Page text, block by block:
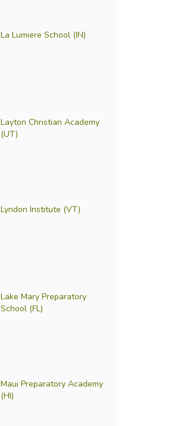
La Lumiere School (IN)
Layton Christian Academy
(UT)
Lyndon Institute (VT)
Lake Mary Preparatory
School (FL)
Maui Preparatory Academy
(HI)